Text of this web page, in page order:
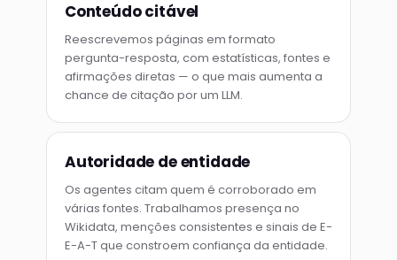
Conteúdo citável
Reescrevemos páginas em formato
pergunta-resposta, com estatísticas, fontes e
afirmações diretas — o que mais aumenta a
chance de citação por um LLM.
Autoridade de entidade
Os agentes citam quem é corroborado em
várias fontes. Trabalhamos presença no
Wikidata, menções consistentes e sinais de E-
E-A-T que constroem confiança da entidade.